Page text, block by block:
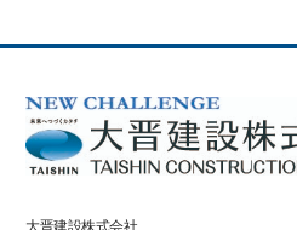
大晋建設株式会社